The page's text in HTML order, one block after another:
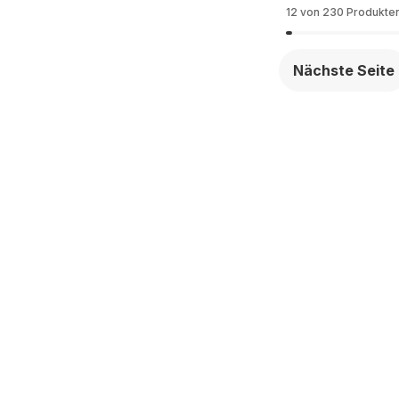
Deutsch (QWERTZ)12 von 230
Nächste Seite